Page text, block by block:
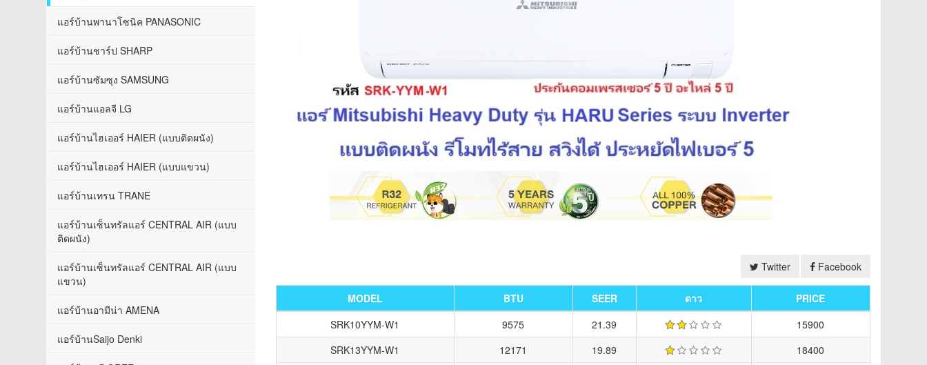
แอร์บ้านพานาโซนิค PANASONIC
แอร์บ้านชาร์ป SHARP
แอร์บ้านซัมซุง SAMSUNG
แอร์บ้านแอลจี LG
แอร์บ้านไฮเออร์ HAIER (แบบติดผนัง)
แอร์บ้านไฮเออร์ HAIER (แบบแขวน)
แอร์บ้านเทรน TRANE
แอร์บ้านเซ็นทรัลแอร์ CENTRAL AIR (แบบ
ติดผนัง)
แอร์บ้านเซ็นทรัลแอร์ CENTRAL AIR (แบบ
แขวน)
แอร์บ้านอามีน่า AMENA
แอร์บ้านSaijo Denki
Facebook
Twitter
MODEL BTU SEER ดาว
PRICE
SRK10YYM-W1
9575 21.39
15900
SRK13YYM-W1
12171 19.89
18400